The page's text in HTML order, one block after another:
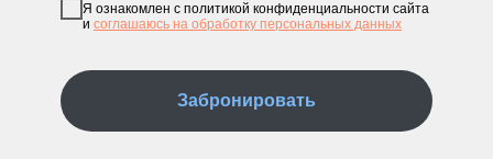
Я ознакомлен с политикой конфиденциальности сайта
и соглашаюсь на обработку персональных данных
Забронировать